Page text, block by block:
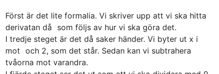
Först är det lite formalia. Vi skriver upp att vi ska hitta
derivatan då
som följs av hur vi ska göra det.
I tredje steget är det då saker händer. Vi byter ut x i
mot och 2, som det står. Sedan kan vi subtrahera
tvåorna mot varandra.